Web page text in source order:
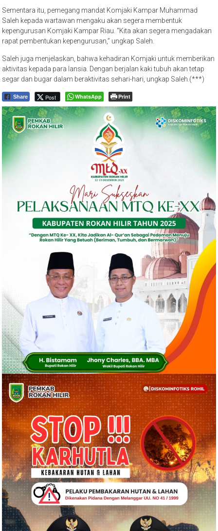
Sementara itu, pemegang mandat Komjaki Kampar Muhammad
Saleh kepada wartawan mengaku akan segera membentuk
kepengurusan Komjaki Kampar Riau. “Kita akan segera mengadakan
rapat pembentukan kepengurusan,” ungkap Saleh.
Saleh juga menjelaskan, bahwa kehadiran Komjaki untuk memberikan
aktivitas kepada para lansia. Dengan berjalan kaki tubuh akan tetap
segar dan bugar dalam beraktivitas sehari-hari, ungkap Saleh.(***)
Share Post WhatsApp Print